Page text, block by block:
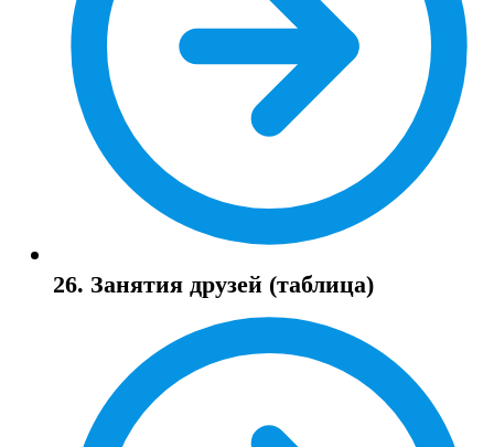
26. Занятия друзей (таблица)